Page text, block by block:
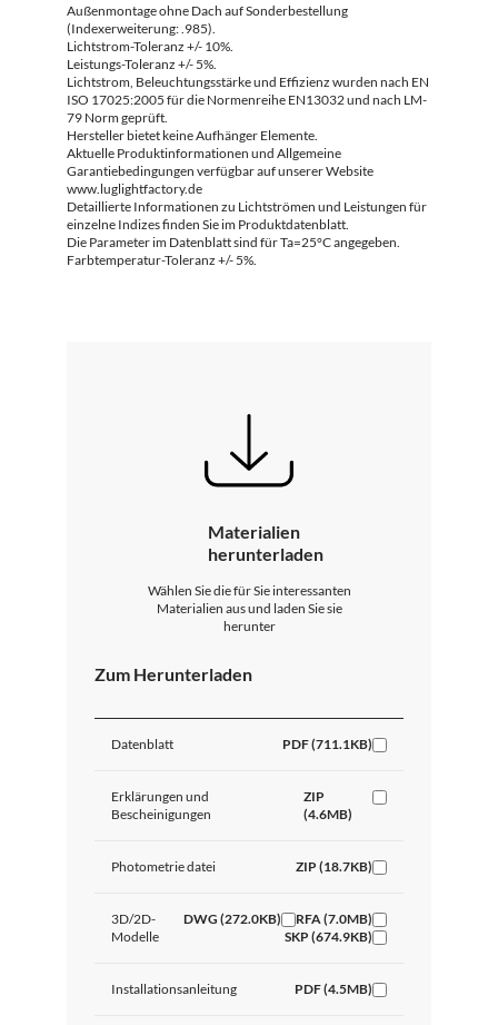
Außenmontage ohne Dach auf Sonderbestellung
(Indexerweiterung: .985).
Lichtstrom-Toleranz +/- 10%.
Leistungs-Toleranz +/- 5%.
Lichtstrom, Beleuchtungsstärke und Effizienz wurden nach EN
ISO 17025:2005 für die Normenreihe EN13032 und nach LM-
79 Norm geprüft.
Hersteller bietet keine Aufhänger Elemente.
Aktuelle Produktinformationen und Allgemeine
Garantiebedingungen verfügbar auf unserer Website
www.luglightfactory.de
Detaillierte Informationen zu Lichtströmen und Leistungen für
einzelne Indizes finden Sie im Produktdatenblatt.
Die Parameter im Datenblatt sind für Ta=25°C angegeben.
Farbtemperatur-Toleranz +/- 5%.
Materialien
herunterladen
Wählen Sie die für Sie interessanten
Materialien aus und laden Sie sie
herunter
Zum Herunterladen
Datenblatt PDF (711.1KB)
Erklärungen und
Bescheinigungen
ZIP
(4.6MB)
Photometrie datei ZIP (18.7KB)
3D/2D-
Modelle
DWG (272.0KB)
RFA (7.0MB)
SKP (674.9KB)
Installationsanleitung PDF (4.5MB)